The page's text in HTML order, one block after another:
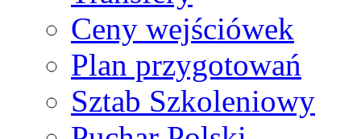
Ceny wejściówek
Plan przygotowań
Sztab Szkoleniowy